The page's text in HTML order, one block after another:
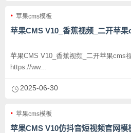
苹果cms模板
苹果CMS V10_香蕉视频_二开苹
苹果CMS V10_香蕉视频_二开苹果cms
https://ww...
2025-06-30
苹果cms模板
苹果CMS V10仿抖音短视频官网模